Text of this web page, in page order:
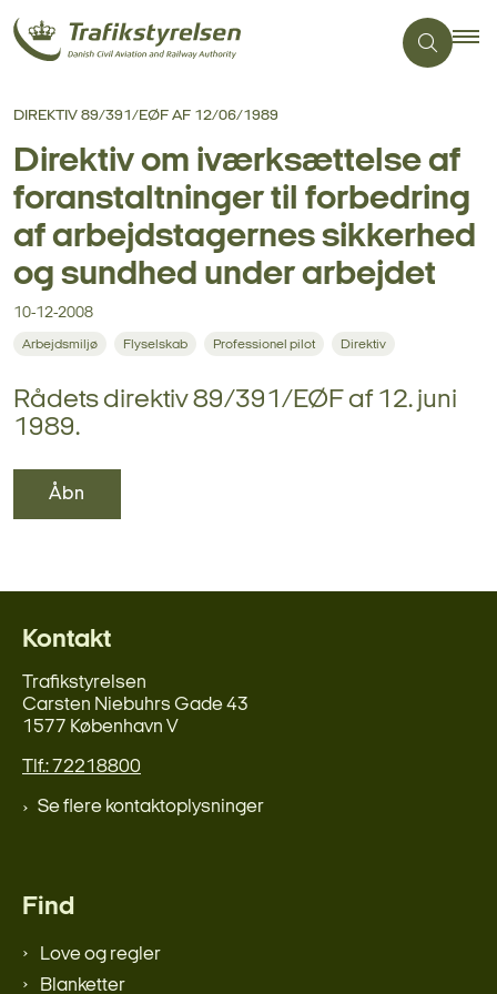
DIREKTIV 89/391/EØF AF 12/06/1989
Direktiv om iværksættelse af
foranstaltninger til forbedring
af arbejdstagernes sikkerhed
og sundhed under arbejdet
10-12-2008
Arbejdsmiljø Flyselskab Professionel pilot Direktiv
Rådets direktiv 89/391/EØF af 12. juni
1989.
Åbn
Kontakt
Trafikstyrelsen
Carsten Niebuhrs Gade 43
1577 København V
Tlf.: 72218800
Se flere kontaktoplysninger
Find
Love og regler
Blanketter